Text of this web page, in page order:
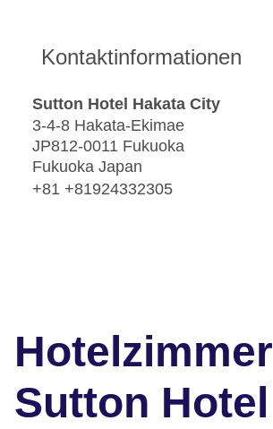
Kontaktinformationen
Sutton Hotel Hakata City
3-4-8 Hakata-Ekimae
JP812-0011 Fukuoka
Fukuoka Japan
+81 +81924332305
Hotelzimmer
Sutton Hotel